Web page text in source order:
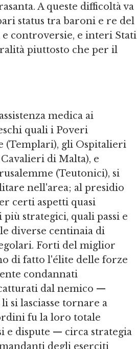
A queste difficoltà va
status tra baroni e re del
controversie, e interi Stati
piuttosto che per il
medica ai
quali i Poveri
(Templari), gli Ospitalieri
di Malta), e
(Teutonici), si
nell'area; al presidio
certi aspetti quasi
strategici, quali passi e
diverse centinaia di
Forti del miglior
di fatto l'élite delle forze
condannati
dal nemico —
si lasciasse tornare a
fu la loro totale
e dispute — circa strategia
degli eserciti